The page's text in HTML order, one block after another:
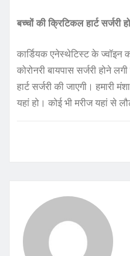
बच्चों की क्रिटिकल हार्ट सर्जरी
कार्डियक एनेस्थेटिस्ट के
कोरोनरी बायपास सर्जरी होने
हार्ट सर्जरी की जाएगी। हमारी
यहां हो। कोई भी मरीज यहां से